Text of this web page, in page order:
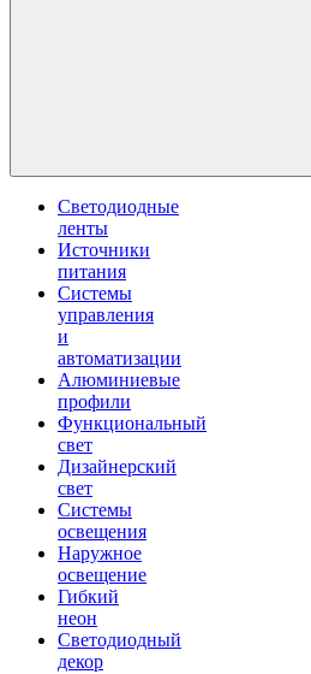
Светодиодные
ленты
Источники
питания
Системы
управления
и
автоматизации
Алюминиевые
профили
Функциональный
свет
Дизайнерский
свет
Системы
освещения
Наружное
освещение
Гибкий
неон
Светодиодный
декор